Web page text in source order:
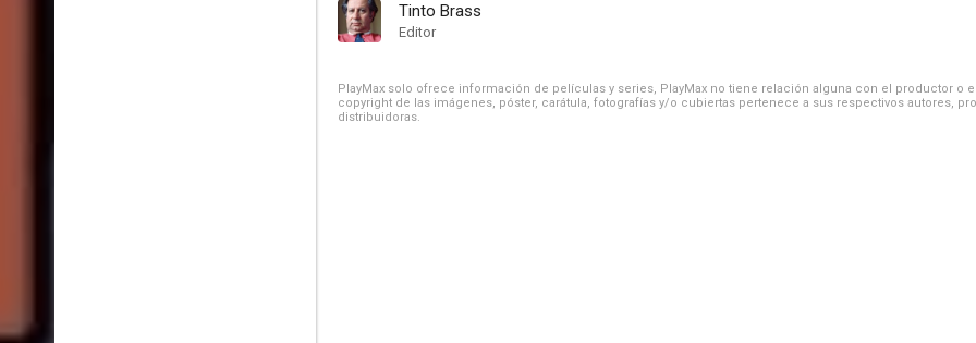
Tinto Brass
Editor
PlayMax solo ofrece información de películas y series, PlayMax no tiene relación alguna con el productor o
copyright de las imágenes, póster, carátula, fotografías y/o cubiertas pertenece a sus respectivos autores,
distribuidoras.